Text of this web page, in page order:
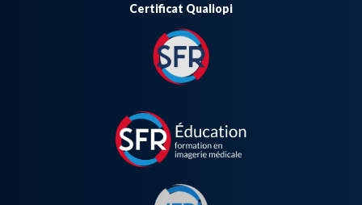
Certificat Qualiopi